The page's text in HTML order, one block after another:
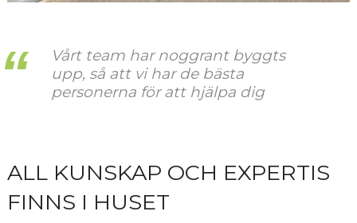
Vårt team har noggrant byggts
upp, så att vi har de bästa
personerna för att hjälpa dig
ALL KUNSKAP OCH EXPERTIS
FINNS I HUSET